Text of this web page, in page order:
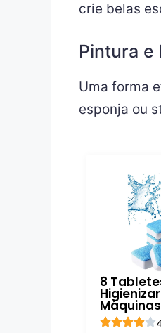
crie belas
Pintura e
Uma forma
esponja ou
8